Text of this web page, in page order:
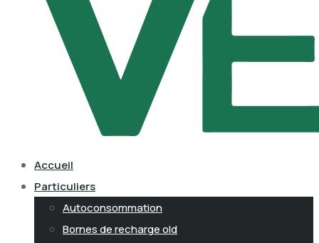
Accueil
Particuliers
Autoconsommation
Bornes de recharge old